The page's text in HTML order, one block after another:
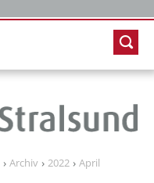
Archiv 2022 April